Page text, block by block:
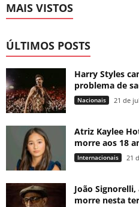
MAIS VISTOS
ÚLTIMOS POSTS
Harry Styles
problema de
Nacionais 21 de
Atriz Kaylee
morre aos 18
Internacionais 21
João
morre nesta